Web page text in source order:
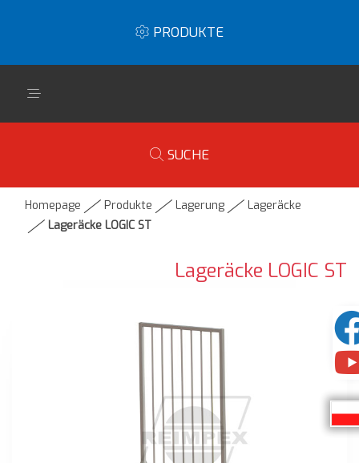
PRODUKTE
SUCHE
Homepage Produkte Lagerung
Lageräcke
Lageräcke LOGIC ST
Lageräcke LOGIC ST